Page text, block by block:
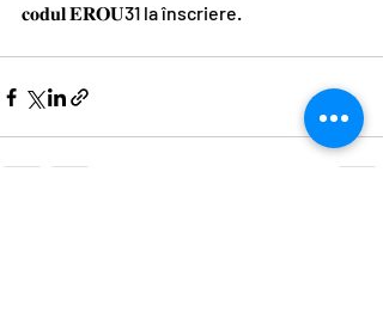
𝐜𝐨𝐝𝐮𝐥 𝐄𝐑𝐎𝐔31 la înscriere.